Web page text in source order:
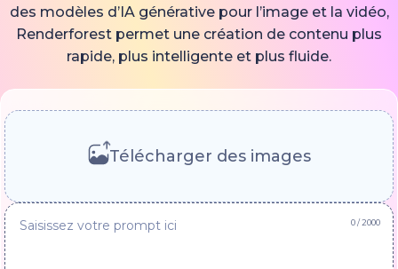
des modèles d’IA générative pour l’image et la vidéo,
Renderforest permet une création de contenu plus
rapide, plus intelligente et plus fluide.
Télécharger des images
0/ 2000